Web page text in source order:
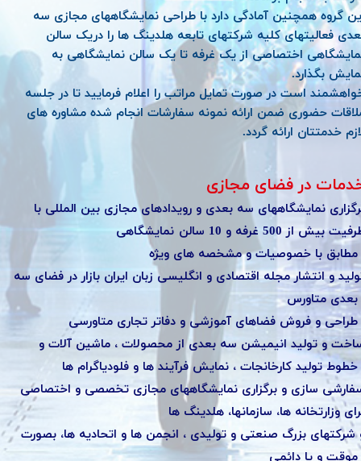
در فضای مجازی
نمایشگاههای سه بعدی و رویدادهای مجازی بین المللی با
بیش از 500 غرفه و 10 سالن
نمایشگاهی
و انتشار مجله اقتصادی و انگلیسی زبان ایران بازار در فضای سه
.
متاورسی .
و تولید انیمیشن سه ­بعدی از محصولات ، ماشین آلات و
ها .
سازی و برگزاری نمایشگاههای مجازی تخصصی و اختصاصی
وزارتخانه ها، سازمانها، هلدینگ ها
شرکتهای بزرگ صنعتی و تولیدی ، انجمن ها و اتحادیه ها، بصورت
گروه همچنین آمادگی دارد با طراحی نمایشگاههای مجازی سه
فعالیتهای کلیه شرکتهای تابعه هلدینگ ها را دریک سالن
اختصاصی از یک غرفه تا یک سالن نمایشگاهی به
بگذارد.
است در صورت تمایل مراتب را اعلام فرمایید تا در جلسه
حضوری ضمن ارائه نمونه سفارشات انجام شده مشاوره های
خدمتتان ارائه گردد.